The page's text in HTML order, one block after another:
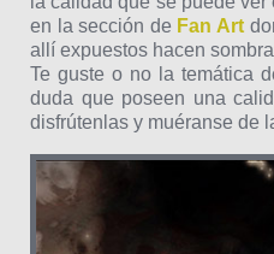
en la sección de Fan Art
allí expuestos hacen
Te guste o no la temática
duda que poseen una
disfrútenlas y muéranse de